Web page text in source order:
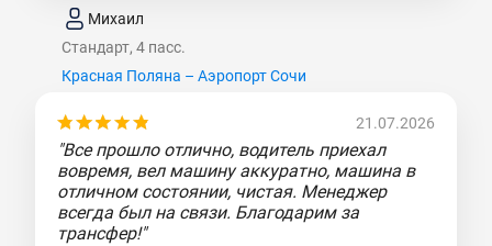
Михаил
Стандарт, 4 пасс.
Красная Поляна – Аэропорт Сочи
21.07.2026
"Все прошло отлично, водитель приехал
вовремя, вел машину аккуратно, машина в
отличном состоянии, чистая. Менеджер
всегда был на связи. Благодарим за
трансфер!"